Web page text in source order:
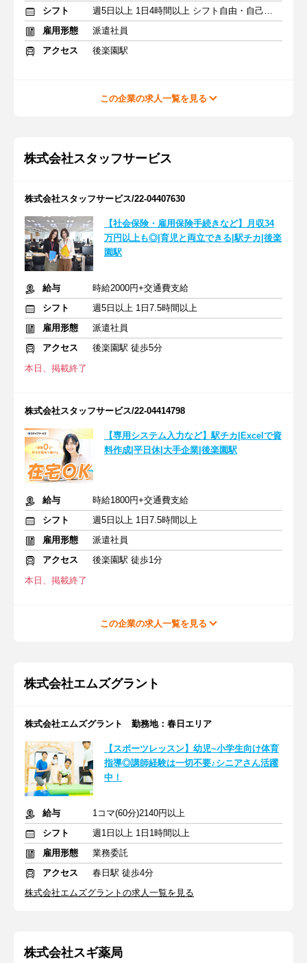
シフト
週5日以上 1日4時間以上 シフト自由・自己申告
雇用形態
派遣社員
アクセス
後楽園駅
この企業の求人一覧を見る
株式会社スタッフサービス
株式会社スタッフサービス/22-04407630
【社会保険・雇用保険手続きなど】月収34
万円以上も◎|育児と両立できる|駅チカ|後楽
園駅
給与
時給2000円+交通費支給
シフト
週5日以上 1日7.5時間以上
雇用形態
派遣社員
アクセス
後楽園駅 徒歩5分
本日、掲載終了
株式会社スタッフサービス/22-04414798
【専用システム入力など】駅チカ|Excelで資
料作成|平日休|大手企業|後楽園駅
給与
時給1800円+交通費支給
シフト
週5日以上 1日7.5時間以上
雇用形態
派遣社員
アクセス
後楽園駅 徒歩1分
本日、掲載終了
この企業の求人一覧を見る
株式会社エムズグラント
株式会社エムズグラント 勤務地：春日エリア
【スポーツレッスン】幼児~小学生向け体育
指導◎講師経験は一切不要♪シニアさん活躍
中！
給与
1コマ(60分)2140円以上
シフト
週1日以上 1日1時間以上
雇用形態
業務委託
アクセス
春日駅 徒歩4分
株式会社エムズグラントの求人一覧を見る
株式会社スギ薬局